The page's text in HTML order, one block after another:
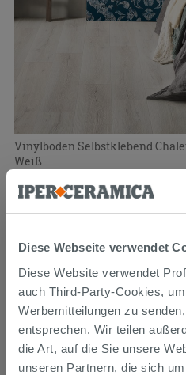
Diese Webseite verwendet
Diese Website verwendet
auch Third-Party-Cookies,
Werbemitteilungen zu
entsprechen. Wir teilen
die Art, auf die Sie unsere
unseren Partnern, die sich
Vinylboden Selbstklebend
Weiß
14,99 € /M2